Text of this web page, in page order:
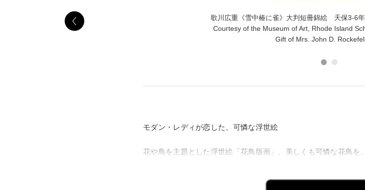
歌川広重《雪中椿に雀》大判短冊錦絵 天保3-6
Courtesy of the Museum of Art, Rhode Island
Gift of Mrs. John D.
モダン・レディが恋した、可憐な浮世絵
花や鳥を主題とした浮世絵「花鳥版画」。美しくも可憐な花鳥
米国ロードアイランド州に位置するロードアイランド・スクール